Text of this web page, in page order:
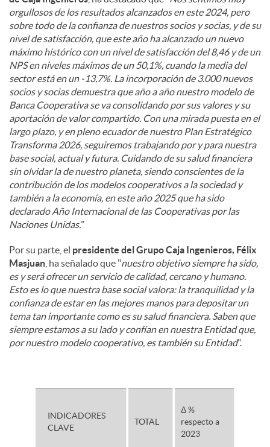
orgullosos de los resultados alcanzados en este 2024, pero
sobre todo de la confianza de nuestros socios y socias, y de su
nivel de satisfacción, que este año ha alcanzado un nuevo
máximo histórico con un nivel de satisfacción del 8,46 y de un
NPS en niveles máximos de un 50,1%, cuando la media del
sector está en un -13,7%. La incorporación de 3.000 nuevos
socios y socias demuestra que año a año nuestro modelo de
Banca Cooperativa se va consolidando por sus valores y su
aportación de valor compartido. Con una mirada puesta en el
largo plazo, y en pleno ecuador de nuestro Plan Estratégico
Transforma 2026, seguiremos trabajando por y para nuestra
base social, actual y futura. Cuidando de su salud financiera
sin olvidar la de nuestro planeta, siendo conscientes de la
contribución de los modelos cooperativos a la sociedad y
también a la economía, en este año 2025 que ha sido
declarado Año Internacional de las Cooperativas por las
Naciones Unidas.”
Por su parte, el presidente del Grupo Caja Ingenieros, Félix
Masjuan , ha señalado que "nuestro objetivo siempre ha sido,
es y será ofrecer un servicio de calidad, cercano y humano.
Esto es lo que nuestra base social valora: la tranquilidad y la
confianza de estar en las mejores manos para depositar un
tema tan importante como es su salud financiera. Saben que
siempre estamos a su lado y confían en nuestra Entidad que,
por nuestro modelo cooperativo, es también su Entidad".
INDICADORES
CLAVE
TOTAL
Δ %
respecto a
2023